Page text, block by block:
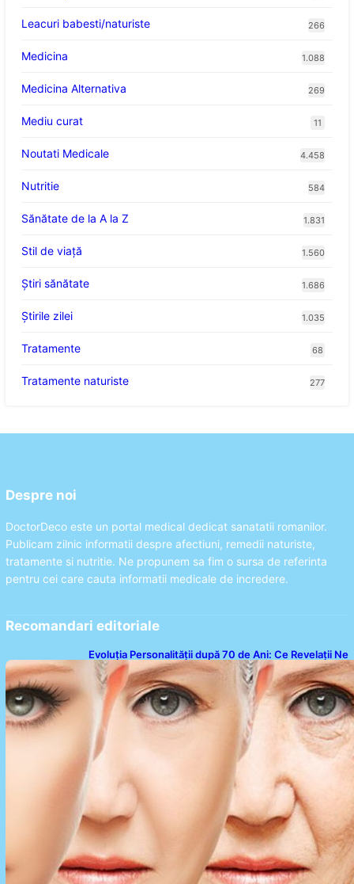
Leacuri babesti/naturiste 266
Medicina 1.088
Medicina Alternativa 269
Mediu curat 11
Noutati Medicale 4.458
Nutritie 584
Sănătate de la A la Z 1.831
Stil de viaţă 1.560
Ştiri sănătate 1.686
Știrile zilei 1.035
Tratamente 68
Tratamente naturiste 277
Despre noi
DoctorDeco este un portal medical dedicat sanatatii romanilor.
Publicam zilnic informatii despre afectiuni, remedii naturiste,
tratamente si nutritie. Ne propunem sa fim o sursa de referinta
pentru cei care cauta informatii medicale de incredere.
Recomandari editoriale
Evoluția Personalității după 70 de Ani: Ce Revelații Ne
Oferă Studiile Psihologice